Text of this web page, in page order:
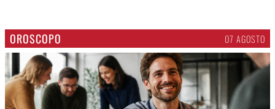
OROSCOPO 07 AGOSTO